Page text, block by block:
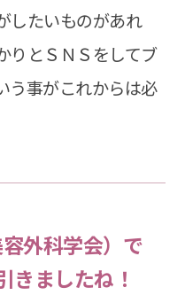
したいものがあれ
りとＳＮＳをしてブ
う事がこれからは必
外科学会）で
きましたね！